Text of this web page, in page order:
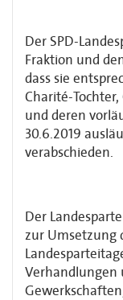
Der SPD-
Fraktion und
dass sie
Charité-
und deren
30.6.2019
verabschieden.
Der
zur Umsetzung
Verhandlungen